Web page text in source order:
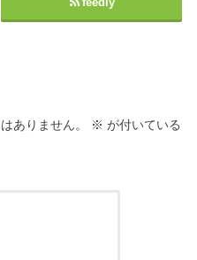
ありません。 ※ が付いている